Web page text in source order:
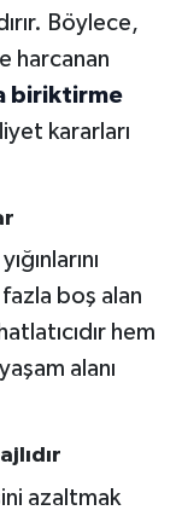
Böylece,
harcanan
biriktirme
kararları
boş alan
hem
alanı
azaltmak